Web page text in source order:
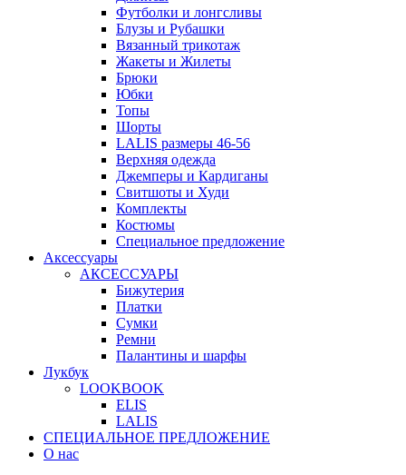
Футболки и лонгсливы
Блузы и Рубашки
Вязанный трикотаж
Жакеты и Жилеты
Брюки
Юбки
Топы
Шорты
LALIS размеры 46-56
Верхняя одежда
Джемперы и Кардиганы
Свитшоты и Худи
Комплекты
Костюмы
Специальное предложение
Аксессуары
АКСЕССУАРЫ
Бижутерия
Платки
Сумки
Ремни
Палантины и шарфы
Лукбук
LOOKBOOK
ELIS
LALIS
СПЕЦИАЛЬНОЕ ПРЕДЛОЖЕНИЕ
О нас